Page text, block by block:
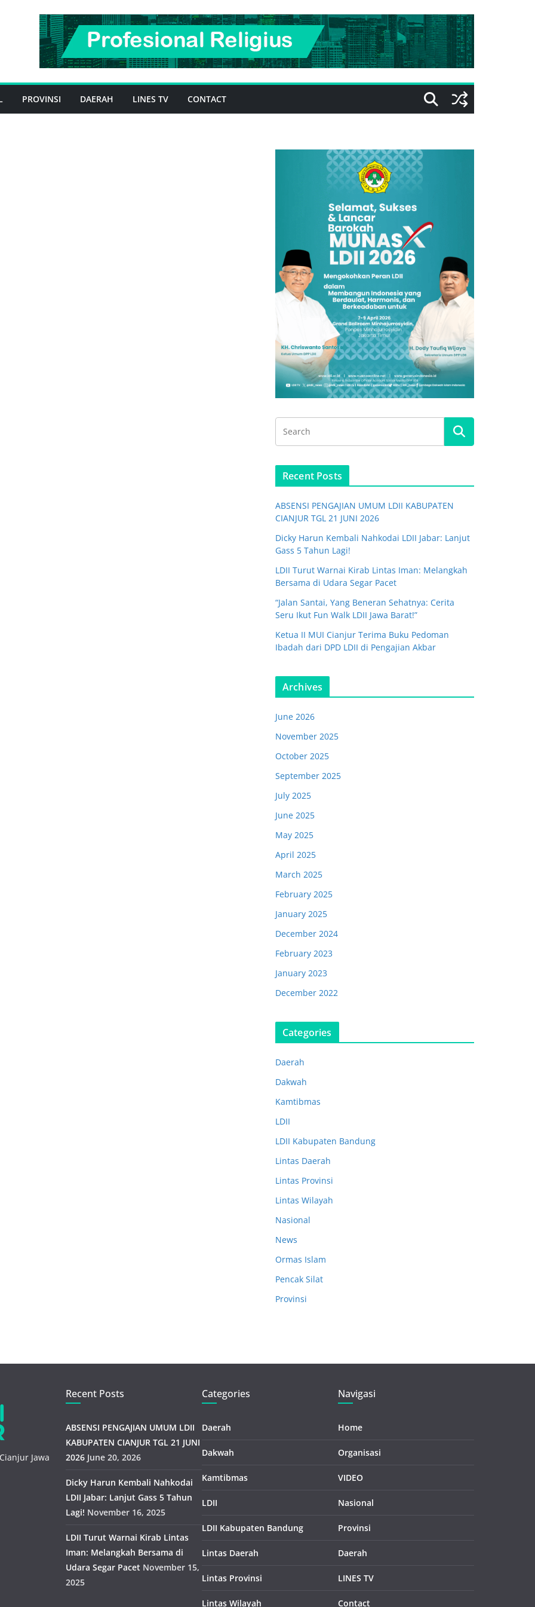
PROVINSI DAERAH LINES TV CONTACT
Recent Posts
ABSENSI PENGAJIAN UMUM LDII KABUPATEN
CIANJUR TGL 21 JUNI 2026
Dicky Harun Kembali Nahkodai LDII Jabar: Lanjut
Gass 5 Tahun Lagi!
LDII Turut Warnai Kirab Lintas Iman: Melangkah
Bersama di Udara Segar Pacet
“Jalan Santai, Yang Beneran Sehatnya: Cerita
Seru Ikut Fun Walk LDII Jawa Barat!”
Ketua II MUI Cianjur Terima Buku Pedoman
Ibadah dari DPD LDII di Pengajian Akbar
Archives
June 2026
November 2025
October 2025
September 2025
July 2025
June 2025
May 2025
April 2025
March 2025
February 2025
January 2025
December 2024
February 2023
January 2023
December 2022
Categories
Daerah
Dakwah
Kamtibmas
LDII
LDII Kabupaten Bandung
Lintas Daerah
Lintas Provinsi
Lintas Wilayah
Nasional
News
Ormas Islam
Pencak Silat
Provinsi
Jawa
Recent Posts
ABSENSI PENGAJIAN UMUM LDII
KABUPATEN CIANJUR TGL 21 JUNI
2026 June 20, 2026
Dicky Harun Kembali Nahkodai
LDII Jabar: Lanjut Gass 5 Tahun
Lagi! November 16, 2025
LDII Turut Warnai Kirab Lintas
Iman: Melangkah Bersama di
Udara Segar Pacet November 15,
2025
Categories
Daerah
Dakwah
Kamtibmas
LDII
LDII Kabupaten Bandung
Lintas Daerah
Lintas Provinsi
Lintas Wilayah
Navigasi
Home
Organisasi
VIDEO
Nasional
Provinsi
Daerah
LINES TV
Contact